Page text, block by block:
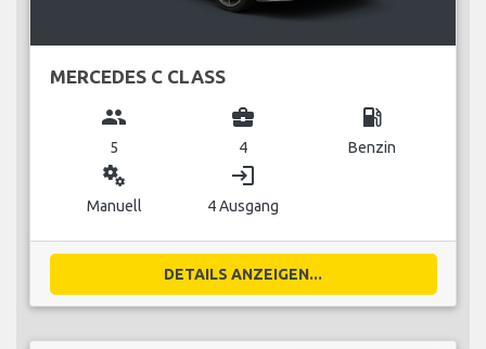
MERCEDES C CLASS
group
5
business_center
4
local_gas_station
Benzin
miscellaneous_services
Manuell
login
4 Ausgang
DETAILS ANZEIGEN...